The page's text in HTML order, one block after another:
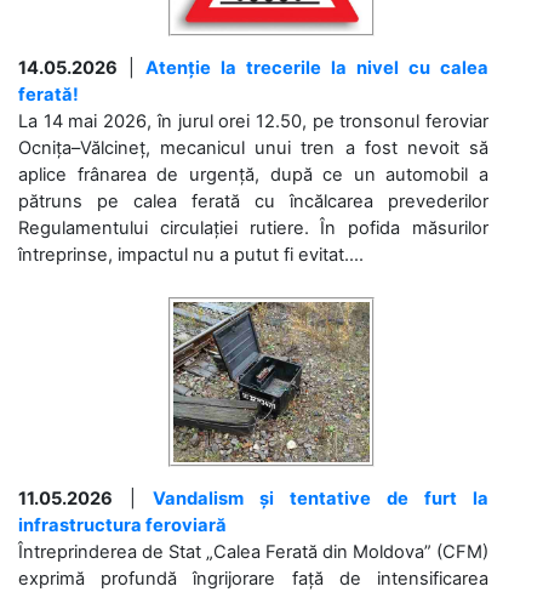
14.05.2026
Atenție la trecerile la nivel cu calea
ferată!
La 14 mai 2026, în jurul orei 12.50, pe tronsonul feroviar
Ocnița–Vălcineț, mecanicul unui tren a fost nevoit să
aplice frânarea de urgență, după ce un automobil a
pătruns pe calea ferată cu încălcarea prevederilor
Regulamentului circulației rutiere. În pofida măsurilor
întreprinse, impactul nu a putut fi evitat....
11.05.2026
Vandalism și tentative de furt la
infrastructura feroviară
Întreprinderea de Stat „Calea Ferată din Moldova” (CFM)
exprimă profundă îngrijorare față de intensificarea